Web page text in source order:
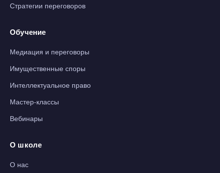
Стратегии переговоров
Обучение
Медиация и переговоры
Имущественные споры
Интеллектуальное право
Мастер-классы
Вебинары
О школе
О нас